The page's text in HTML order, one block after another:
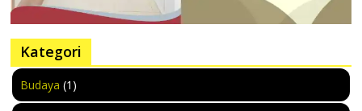
Kategori
Budaya (1)